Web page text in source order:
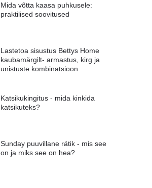
Mida võtta kaasa puhkusele:
praktilised soovitused
Lastetoa sisustus Bettys Home
kaubamärgilt- armastus, kirg ja
unistuste kombinatsioon
Katsikukingitus - mida kinkida
katsikuteks?
Sunday puuvillane rätik - mis see
on ja miks see on hea?